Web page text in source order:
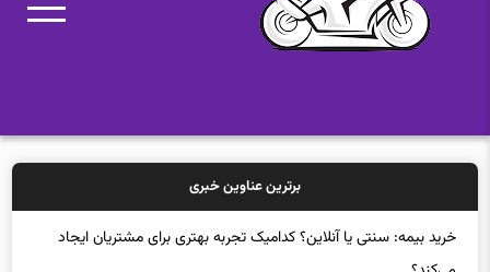
برترین عناوین خبری
خرید بیمه: سنتی یا آنلاین؟ کدامیک تجربه بهتری برای مشتریان ایجاد